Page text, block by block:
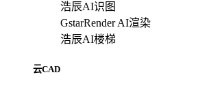
浩辰AI识图
GstarRender AI渲染
浩辰AI楼梯
云CAD